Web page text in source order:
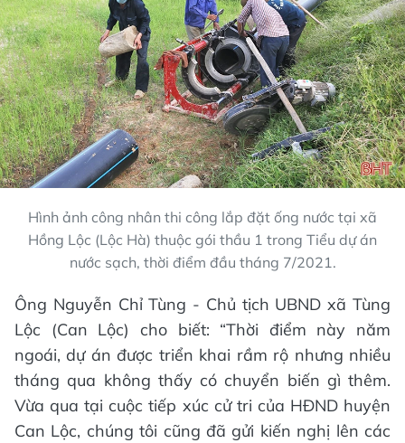
Hình ảnh công nhân thi công lắp đặt ống nước tại xã
Hồng Lộc (Lộc Hà) thuộc gói thầu 1 trong Tiểu dự án
nước sạch, thời điểm đầu tháng 7/2021.
Ông Nguyễn Chỉ Tùng - Chủ tịch UBND xã Tùng
Lộc (Can Lộc) cho biết: “Thời điểm này năm
ngoái, dự án được triển khai rầm rộ nhưng nhiều
tháng qua không thấy có chuyển biến gì thêm.
Vừa qua tại cuộc tiếp xúc cử tri của HĐND huyện
Can Lộc, chúng tôi cũng đã gửi kiến nghị lên các